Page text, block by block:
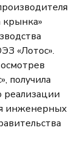
«Лотос».
получила
инженерных